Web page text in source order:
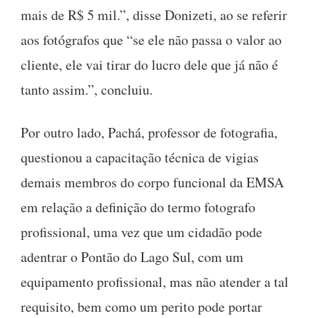
mais de R$ 5 mil.”, disse Donizeti, ao se referir
aos fotógrafos que “se ele não passa o valor ao
cliente, ele vai tirar do lucro dele que já não é
tanto assim.”, concluiu.
Por outro lado, Pachá, professor de fotografia,
questionou a capacitação técnica de vigias
demais membros do corpo funcional da EMSA
em relação a definição do termo fotografo
profissional, uma vez que um cidadão pode
adentrar o Pontão do Lago Sul, com um
equipamento profissional, mas não atender a tal
requisito, bem como um perito pode portar